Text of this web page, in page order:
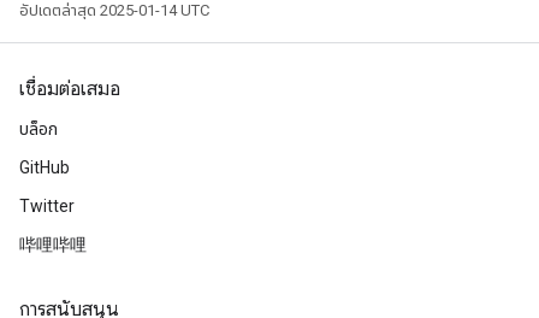
อัปเดตล่าสุด 2025-01-14 UTC
เชื่อมต่อเสมอ
บล็อก
GitHub
Twitter
哔哩哔哩
การสนับสนุน